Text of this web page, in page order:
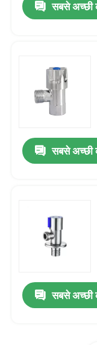
सबसे अच्छी
सबसे अच्छी
सबसे अच्छी